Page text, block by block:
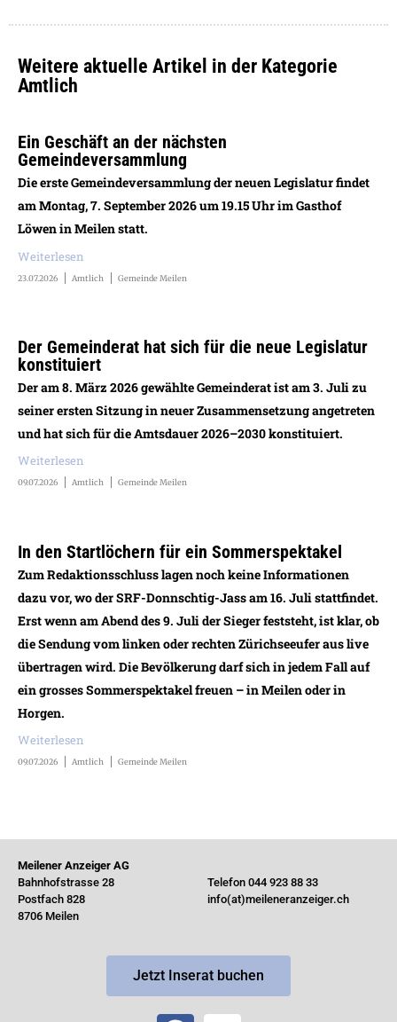
Weitere aktuelle Artikel in der Kategorie
Amtlich
Ein Geschäft an der nächsten
Gemeindeversammlung
Die erste Gemeindeversammlung der neuen Legislatur findet
am Montag, 7. September 2026 um 19.15 Uhr im Gasthof
Löwen in Meilen statt.
Weiterlesen
23.07.2026 Amtlich Gemeinde Meilen
Der Gemeinderat hat sich für die neue Legislatur
konstituiert
Der am 8. März 2026 gewählte Gemeinderat ist am 3. Juli zu
seiner ersten Sitzung in neuer Zusammensetzung angetreten
und hat sich für die Amtsdauer 2026–2030 konstituiert.
Weiterlesen
09.07.2026 Amtlich Gemeinde Meilen
In den Startlöchern für ein Sommerspektakel
Zum Redaktionsschluss lagen noch keine Informationen
dazu vor, wo der SRF-Donnschtig-Jass am 16. Juli stattfindet.
Erst wenn am Abend des 9. Juli der Sieger feststeht, ist klar, ob
die Sendung vom linken oder rechten Zürichseeufer aus live
übertragen wird. Die Bevölkerung darf sich in jedem Fall auf
ein grosses Sommerspektakel freuen – in Meilen oder in
Horgen.
Weiterlesen
09.07.2026 Amtlich Gemeinde Meilen
Meilener Anzeiger AG
Bahnhofstrasse 28
Postfach 828
8706 Meilen
Telefon 044 923 88 33
info(at)meileneranzeiger.ch
Jetzt Inserat buchen